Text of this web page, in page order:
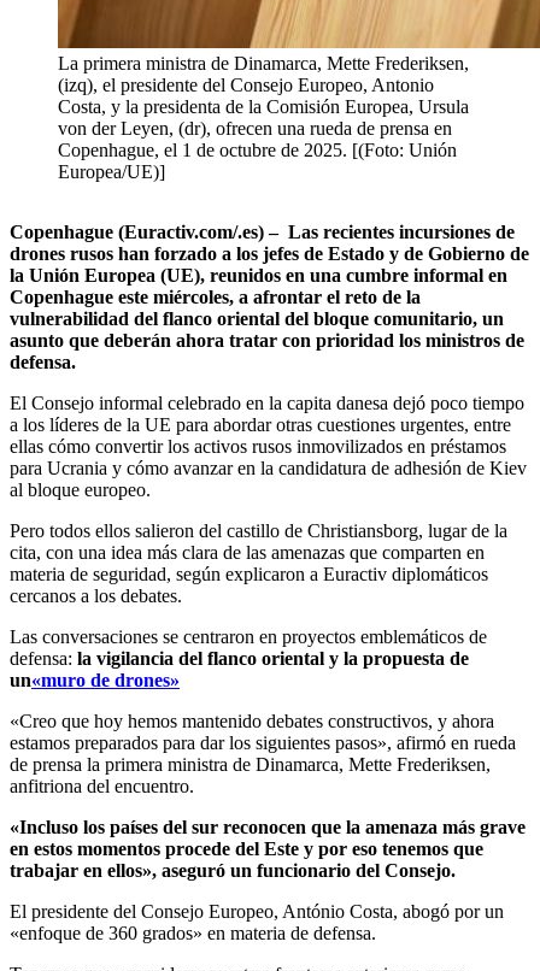
La primera ministra de Dinamarca, Mette Frederiksen,
(izq), el presidente del Consejo Europeo, Antonio
Costa, y la presidenta de la Comisión Europea, Ursula
von der Leyen, (dr), ofrecen una rueda de prensa en
Copenhague, el 1 de octubre de 2025. [(Foto: Unión
Europea/UE)]
Copenhague (Euractiv.com/.es) – Las recientes incursiones de
drones rusos han forzado a los jefes de Estado y de Gobierno de
la Unión Europea (UE), reunidos en una cumbre informal en
Copenhague este miércoles, a afrontar el reto de la
vulnerabilidad del flanco oriental del bloque comunitario, un
asunto que deberán ahora tratar con prioridad los ministros de
defensa.
El Consejo informal celebrado en la capita danesa dejó poco tiempo
a los líderes de la UE para abordar otras cuestiones urgentes, entre
ellas cómo convertir los activos rusos inmovilizados en préstamos
para Ucrania y cómo avanzar en la candidatura de adhesión de Kiev
al bloque europeo.
Pero todos ellos salieron del castillo de Christiansborg, lugar de la
cita, con una idea más clara de las amenazas que comparten en
materia de seguridad, según explicaron a Euractiv diplomáticos
cercanos a los debates.
Las conversaciones se centraron en proyectos emblemáticos de
defensa: la vigilancia del flanco oriental y la propuesta de
un«muro de drones»
«Creo que hoy hemos mantenido debates constructivos, y ahora
estamos preparados para dar los siguientes pasos», afirmó en rueda
de prensa la primera ministra de Dinamarca, Mette Frederiksen,
anfitriona del encuentro.
«Incluso los países del sur reconocen que la amenaza más grave
en estos momentos procede del Este y por eso tenemos que
trabajar en ellos», aseguró un funcionario del Consejo.
El presidente del Consejo Europeo, António Costa, abogó por un
«enfoque de 360 grados» en materia de defensa.